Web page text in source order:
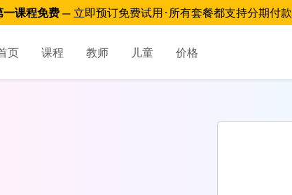
一课程免费 — 立即预订免费试用 · 所有套餐都支持分期付款
页 课程 教师 儿童 价格